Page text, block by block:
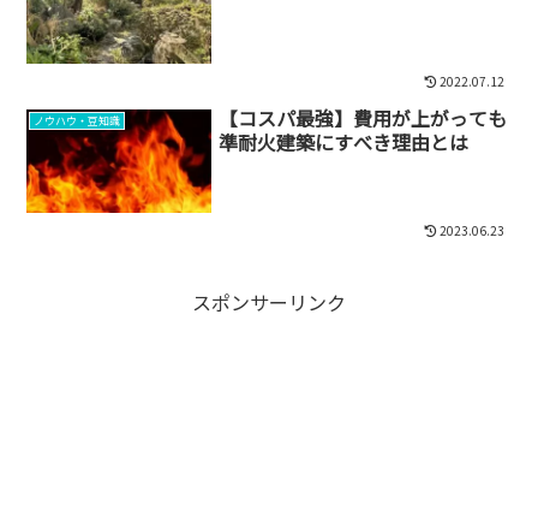
2022.07.12
ノウハウ・豆知識
【コスパ最強】費用が上がっても
準耐火建築にすべき理由とは
2023.06.23
スポンサーリンク